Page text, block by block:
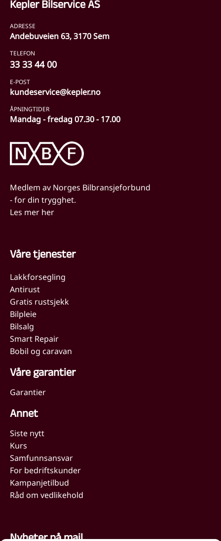
Kepler Bilservice AS
ADRESSE
Andebuveien 63, 3170 Sem
TELEFON
33 33 44 00
E-POST
kundeservice@kepler.no
ÅPNINGTIDER
Mandag - fredag 07.30 - 17.00
Medlem av Norges Bilbransjeforbund
- for din trygghet.
Les mer her
Våre tjenester
Lakkforsegling
Antirust
Gratis rustsjekk
Bilpleie
Bilsalg
Smart Repair
Bobil og caravan
Våre garantier
Garantier
Annet
Siste nytt
Kurs
Samfunnsansvar
For bedriftskunder
Kampanjetilbud
Råd om vedlikehold
Nyheter på mail